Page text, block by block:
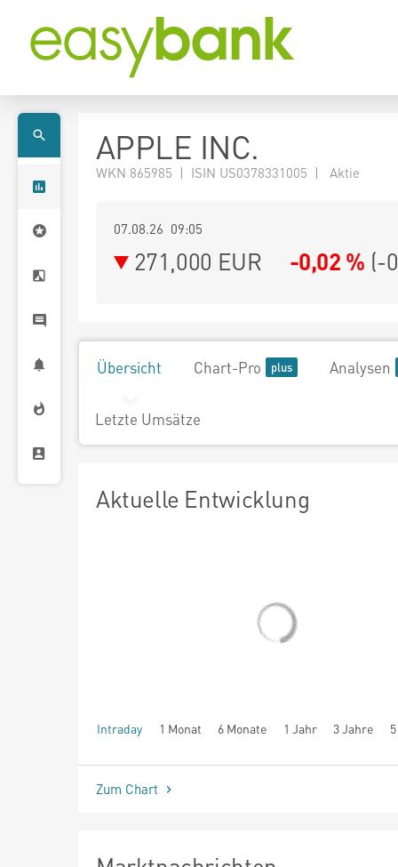
APPLE INC.
WKN 865985 | ISIN US0378331005 | Aktie
07.08.26 09:05
271,000 EUR -0,02 % (-
Übersicht Chart-Pro Analysen
Letzte Umsätze
Aktuelle Entwicklung
Intraday 1 Monat 6 Monate 1 Jahr 3 Jahre
seit Beginn
Zum Chart